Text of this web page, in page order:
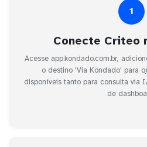
1
Conecte Criteo
Acesse app.kondado.com.br,
o destino 'Via Kondado' para
disponíveis tanto para consulta via
de